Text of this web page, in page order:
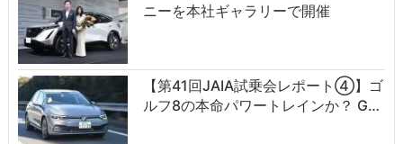
ニーを本社ギャラリーで開催
【第41回JAIA試乗会レポート④】ゴ
ルフ8の本命パワートレインか？ G…